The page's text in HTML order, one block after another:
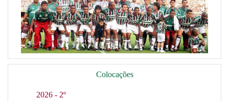
Colocações
2026 - 2º